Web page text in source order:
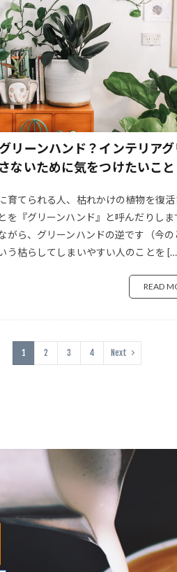
リーンハンド？インテリアグ
ないために気をつけたいこと
育てられる人、枯れかけの植物を復活
を『グリーンハンド』と呼んだりしま
がら、グリーンハンドの逆です（今の
う枯らしてしまいやすい人のことを
READ
1 2 3 4 Next
ータ シェフレラハッピーイエロー
ケーキ レシピ シフォンケーキ 型抜き
シンボルツリー 常緑樹 シンボ
スイーツパン スイーツバンク
レシピ スターバックス スタジ
チ スペシャルティコーヒー
スペ
も スワッグとは セブンイレブン
ソーダストリーム ソーダマシン
キャン飯 ダーニング ダイエット
とチリリ ティーマ マグ テイステ
トクホ ドライガーデン ドラマ
パック ギフト ドリンク
ナチ
ラルなテーブル ニコエ ニコンZ5
ハーブ＆
パキラミルキー
ケット バターカレー バックパック
バランス ハリオ V60
ンガレンシス フィルター スタンド
フッ素なし
ント プレミアムコーヒー
子供 湿気取り ペットボトル
ベランダガーデニング ペ